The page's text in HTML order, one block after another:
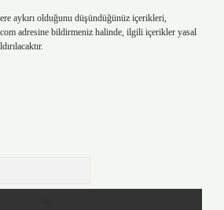
aykırı olduğunu düşündüğünüz içerikleri,
adresine bildirmeniz halinde, ilgili içerikler yasal